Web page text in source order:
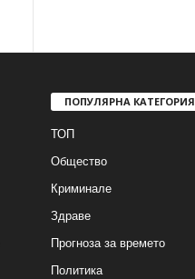
ПОПУЛЯРНА КАТЕГОРИЯ
ТОП
Общество
Криминале
Здраве
Прогноза за времето
Политика